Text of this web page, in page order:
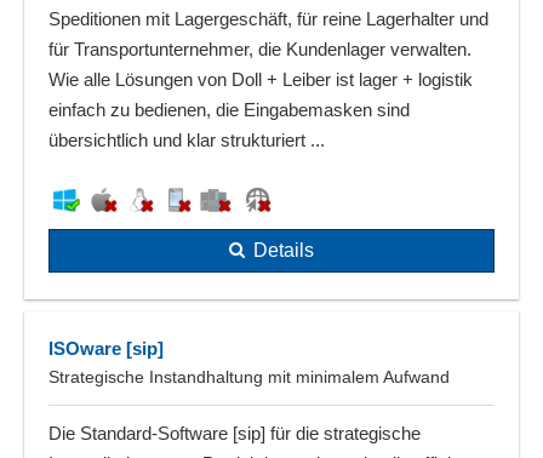
Speditionen mit Lagergeschäft, für reine Lagerhalter und
für Transportunternehmer, die Kundenlager verwalten.
Wie alle Lösungen von Doll + Leiber ist lager + logistik
einfach zu bedienen, die Eingabemasken sind
übersichtlich und klar strukturiert ...
Details
ISOware [sip]
Strategische Instandhaltung mit minimalem Aufwand
Die Standard-Software [sip] für die strategische